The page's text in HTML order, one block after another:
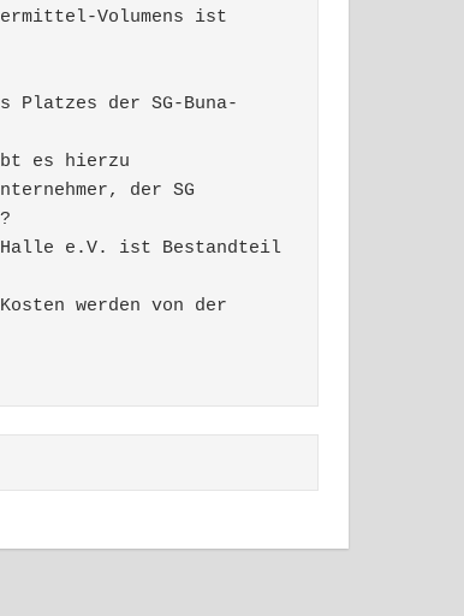
Volumens ist
der SG-Buna-
es hierzu
der SG
Halle e.V. ist Bestandteil
werden von der